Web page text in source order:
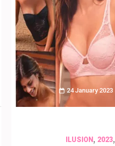
24 January 2023
ILUSION, 2023,